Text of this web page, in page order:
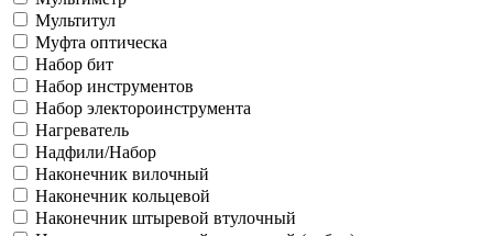
Мультитул
Муфта оптическа
Набор бит
Набор инструментов
Набор электороинструмента
Нагреватель
Надфили/Набор
Наконечник вилочный
Наконечник кольцевой
Наконечник штыревой втулочный